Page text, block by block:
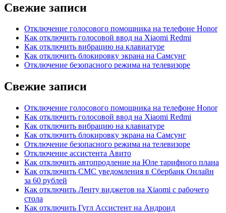
Свежие записи
Отключение голосового помощника на телефоне Honor
Как отключить голосовой ввод на Xiaomi Redmi
Как отключить вибрацию на клавиатуре
Как отключить блокировку экрана на Самсунг
Отключение безопасного режима на телевизоре
Свежие записи
Отключение голосового помощника на телефоне Honor
Как отключить голосовой ввод на Xiaomi Redmi
Как отключить вибрацию на клавиатуре
Как отключить блокировку экрана на Самсунг
Отключение безопасного режима на телевизоре
Отключение ассистента Авито
Как отключить автопродление на Юле тарифного плана
Как отключить СМС уведомления в Сбербанк Онлайн
за 60 рублей
Как отключить Ленту виджетов на Xiaomi с рабочего
стола
Как отключить Гугл Ассистент на Андроид